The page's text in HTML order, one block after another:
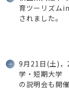
育ツーリズム
されました。
9月21日(土)，
学・短期大学
の説明会も開